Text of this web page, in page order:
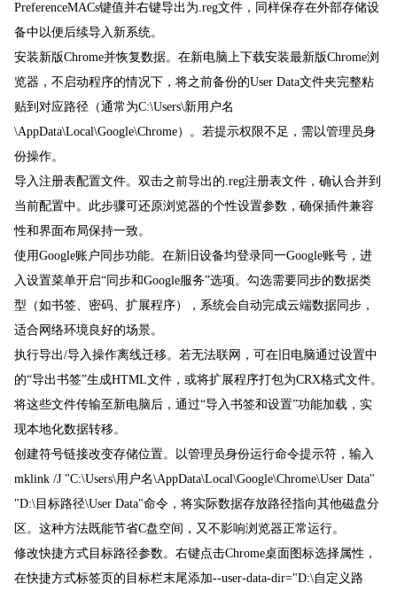
PreferenceMACs键值并右键导出为.reg文件，同样保存在外部存储设
备中以便后续导入新系统。
安装新版Chrome并恢复数据。在新电脑上下载安装最新版Chrome浏
览器，不启动程序的情况下，将之前备份的User Data文件夹完整粘
贴到对应路径（通常为C:\Users\新用户名
\AppData\Local\Google\Chrome）。若提示权限不足，需以管理员身
份操作。
导入注册表配置文件。双击之前导出的.reg注册表文件，确认合并到
当前配置中。此步骤可还原浏览器的个性设置参数，确保插件兼容
性和界面布局保持一致。
使用Google账户同步功能。在新旧设备均登录同一Google账号，进
入设置菜单开启“同步和Google服务”选项。勾选需要同步的数据类
型（如书签、密码、扩展程序），系统会自动完成云端数据同步，
适合网络环境良好的场景。
执行导出/导入操作离线迁移。若无法联网，可在旧电脑通过设置中
的“导出书签”生成HTML文件，或将扩展程序打包为CRX格式文件。
将这些文件传输至新电脑后，通过“导入书签和设置”功能加载，实
现本地化数据转移。
创建符号链接改变存储位置。以管理员身份运行命令提示符，输入
mklink /J "C:\Users\用户名\AppData\Local\Google\Chrome\User Data"
"D:\目标路径\User Data"命令，将实际数据存放路径指向其他磁盘分
区。这种方法既能节省C盘空间，又不影响浏览器正常运行。
修改快捷方式目标路径参数。右键点击Chrome桌面图标选择属性，
在快捷方式标签页的目标栏末尾添加--user-data-dir="D:\自定义路